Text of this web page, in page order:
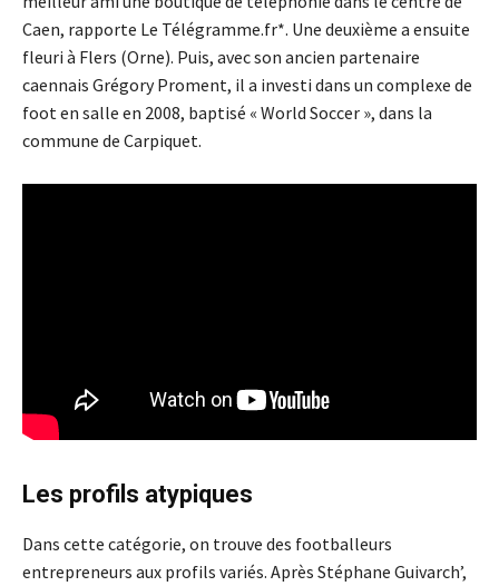
Caen, rapporte Le Télégramme.fr*. Une deuxième a ensuite
fleuri à Flers (Orne). Puis, avec son ancien partenaire
caennais Grégory Proment, il a investi dans un complexe de
foot en salle en 2008, baptisé « World Soccer », dans la
commune de Carpiquet.
Les profils atypiques
Dans cette catégorie, on trouve des footballeurs
entrepreneurs aux profils variés. Après Stéphane Guivarch’,